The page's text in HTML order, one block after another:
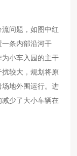
问题，如图中红
条内部沿河干
小车入园的主干
较大，规划将原
地外围运行。进
少了大小车辆在